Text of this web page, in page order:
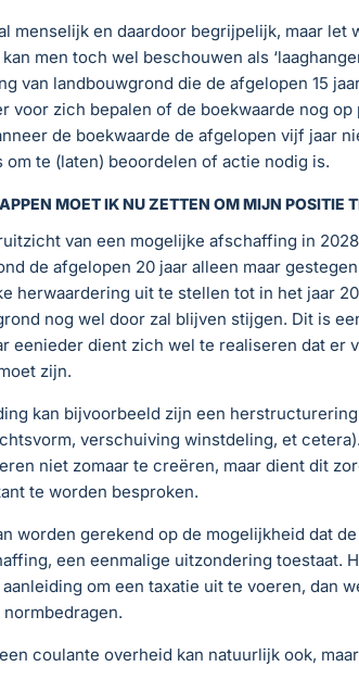
menselijk en daardoor begrijpelijk, maar let
men toch wel beschouwen als
van landbouwgrond die de afgelopen 15
voor zich bepalen of de boekwaarde nog
de boekwaarde de afgelopen vijf jaar
om te (laten) beoordelen of actie nodig is.
MOET IK NU ZETTEN OM MIJN POSITIE
van een mogelijke afschaffing in
de afgelopen 20 jaar alleen maar
herwaardering uit te stellen tot in het jaar
nog wel door zal blijven stijgen. Dit is
eenieder dient zich wel te realiseren dat er
zijn.
kan bijvoorbeeld zijn een
verschuiving winstdeling, et
niet zomaar te creëren, maar dient dit
te worden besproken.
worden gerekend op de mogelijkheid dat
een eenmalige uitzondering toestaat.
om een taxatie uit te voeren, dan
coulante overheid kan natuurlijk ook,